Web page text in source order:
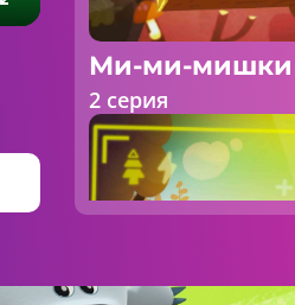
Enter
fullscreenМи-ми-мишки
2 серия